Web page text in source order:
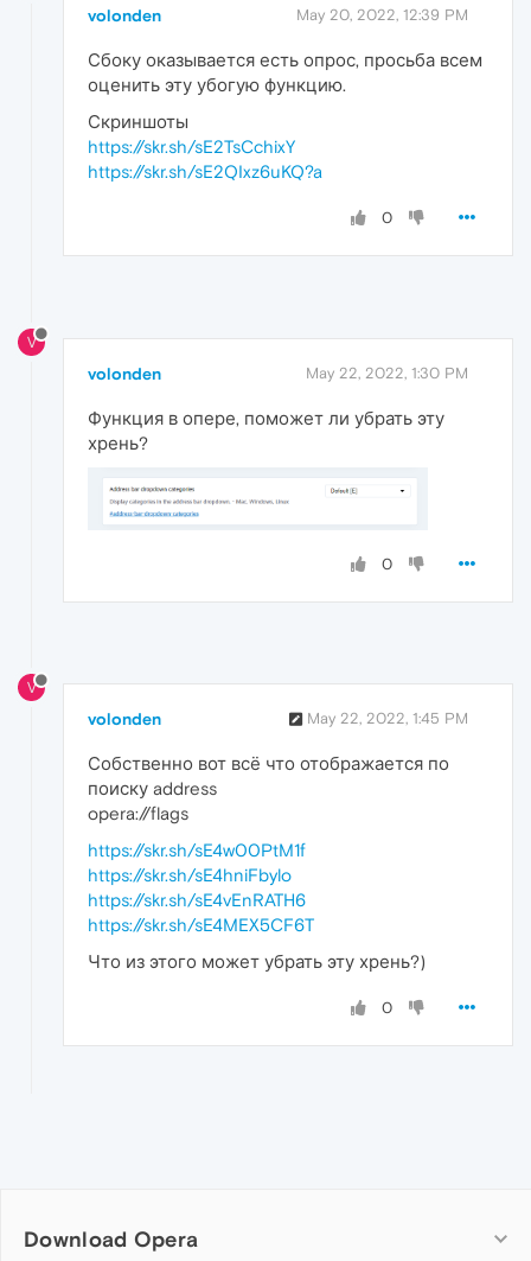
volonden May 20, 2022, 12:39 PM
Сбоку оказывается есть опрос, просьба всем
оценить эту убогую функцию.
Скриншоты
https://skr.sh/sE2TsCchixY
https://skr.sh/sE2QIxz6uKQ?a
0
V
volonden May 22, 2022, 1:30 PM
Функция в опере, поможет ли убрать эту
хрень?
0
V
volonden May 22, 2022, 1:45 PM
Собственно вот всё что отображается по
поиску address
opera://flags
https://skr.sh/sE4w00PtM1f
https://skr.sh/sE4hniFbylo
https://skr.sh/sE4vEnRATH6
https://skr.sh/sE4MEX5CF6T
Что из этого может убрать эту хрень?)
0
Download Opera